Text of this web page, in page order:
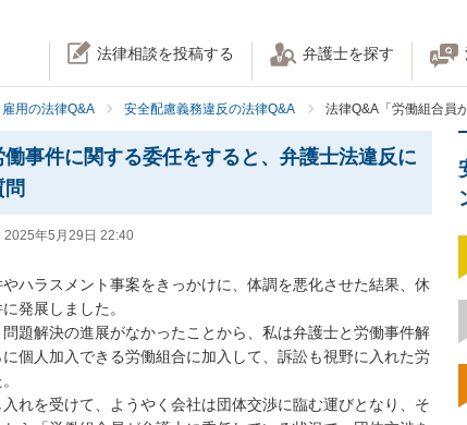
法律相談を投稿する 弁護士を探す
用の法律Q&A 安全配慮義務違反の法律Q&A 法律Q&A「労働組合員
事件に関する委任をすると、弁護士法違反に
2025年5月29日 22:40
ハラスメント事案をきっかけに、体調を悪化させた結果、休
発展しました。
題解決の進展がなかったことから、私は弁護士と労働事件解
個人加入できる労働組合に加入して、訴訟も視野に入れた労
れを受けて、ようやく会社は団体交渉に臨む運びとなり、そ